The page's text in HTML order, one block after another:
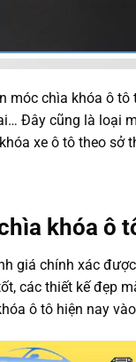
móc chìa khóa ô
Đây cũng là loại
xe ô tô theo sở
khóa ô
giá chính xác
các thiết kế đẹp
ô tô hiện nay